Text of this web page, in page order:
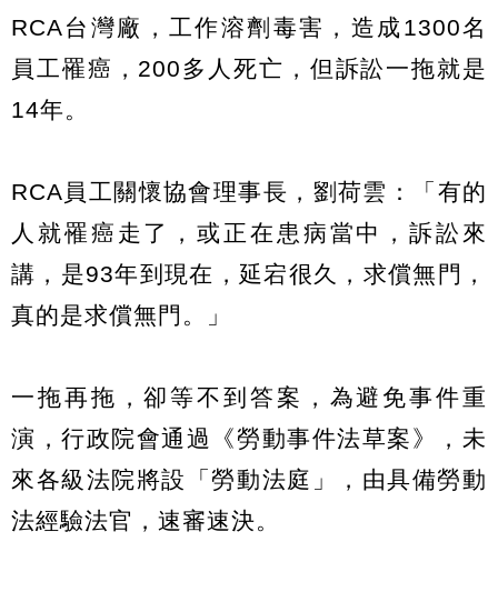
RCA台灣廠，工作溶劑毒害，造成1300名
員工罹癌，200多人死亡，但訴訟一拖就是
14年。
RCA員工關懷協會理事長，劉荷雲：「有的
人就罹癌走了，或正在患病當中，訴訟來
講，是93年到現在，延宕很久，求償無門，
真的是求償無門。」
一拖再拖，卻等不到答案，為避免事件重
演，行政院會通過《勞動事件法草案》，未
來各級法院將設「勞動法庭」，由具備勞動
法經驗法官，速審速決。